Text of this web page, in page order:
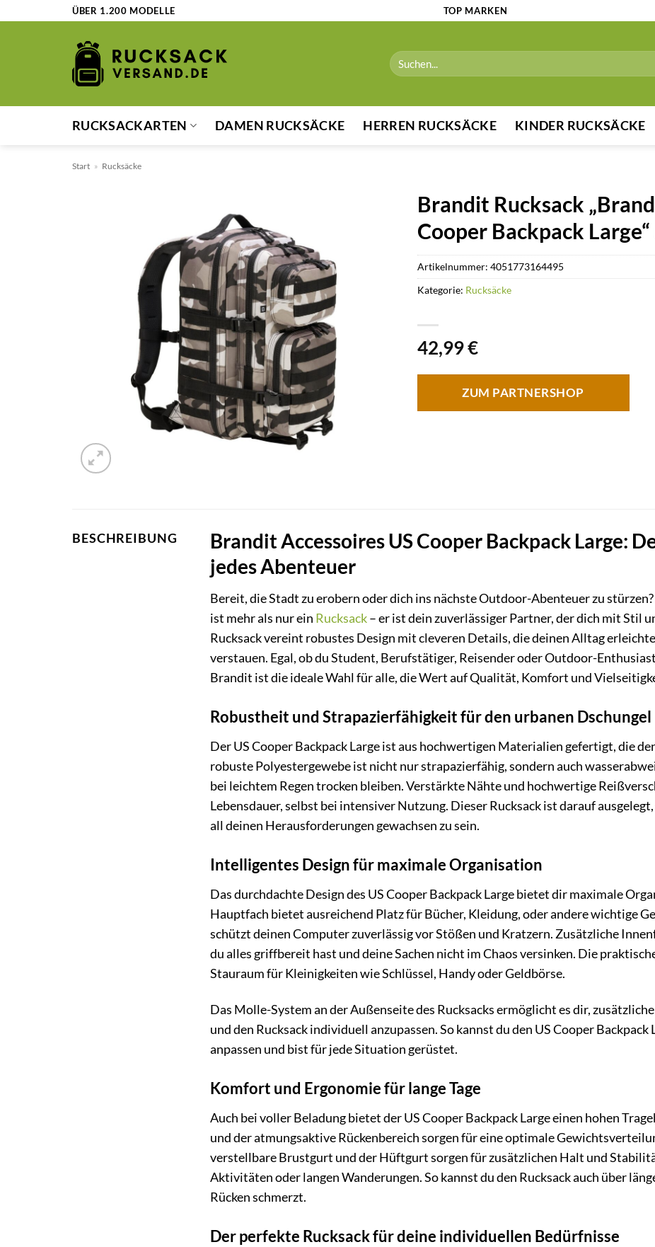
ÜBER 1.200 MODELLE TOP MARKEN
Suchen
nach:
RUCKSACKARTEN DAMEN RUCKSÄCKE HERREN RUCKSÄCKE KINDER RUCKSÄCKE
Start » Rucksäcke
Brandit Rucksack
Cooper Backpack
42,99€
ZUM PARTNERSHOP
Artikelnummer: 4051773164495
Kategorie: Rucksäcke
BESCHREIBUNG
Brandit Accessoires US Cooper Backpack Large:
jedes Abenteuer
Bereit, die Stadt zu erobern oder dich ins nächste Outdoor-Abenteuer zu
ist mehr als nur ein Rucksack– er ist dein zuverlässiger Partner, der dich mit
Rucksack vereint robustes Design mit cleveren Details, die deinen Alltag
verstauen. Egal, ob du Student, Berufstätiger, Reisender oder Outdoor-
Brandit ist die ideale Wahl für alle, die Wert auf Qualität, Komfort und
Robustheit und Strapazierfähigkeit für den urbanen Dschungel
Der US Cooper Backpack Large ist aus hochwertigen Materialien gefertigt, die
robuste Polyestergewebe ist nicht nur strapazierfähig, sondern auch
bei leichtem Regen trocken bleiben. Verstärkte Nähte und hochwertige
Lebensdauer, selbst bei intensiver Nutzung. Dieser Rucksack ist darauf
all deinen Herausforderungen gewachsen zu sein.
Intelligentes Design für maximale Organisation
Das durchdachte Design des US Cooper Backpack Large bietet dir maximale
Hauptfach bietet ausreichend Platz für Bücher, Kleidung, oder andere wichtige
schützt deinen Computer zuverlässig vor Stößen und Kratzern. Zusätzliche
du alles griffbereit hast und deine Sachen nicht im Chaos versinken. Die
Stauraum für Kleinigkeiten wie Schlüssel, Handy oder Geldbörse.
Das Molle-System an der Außenseite des Rucksacks ermöglicht es dir,
und den Rucksack individuell anzupassen. So kannst du den US Cooper
anpassen und bist für jede Situation gerüstet.
Komfort und Ergonomie für lange Tage
Auch bei voller Beladung bietet der US Cooper Backpack Large einen hohen
und der atmungsaktive Rückenbereich sorgen für eine optimale
verstellbare Brustgurt und der Hüftgurt sorgen für zusätzlichen Halt und
Aktivitäten oder langen Wanderungen. So kannst du den Rucksack auch über
Rücken schmerzt.
Der perfekte Rucksack für deine individuellen Bedürfnisse